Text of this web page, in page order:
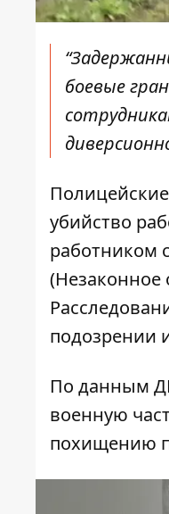
боевые
убийство
работником
подозрении
По данным
военную
похищению